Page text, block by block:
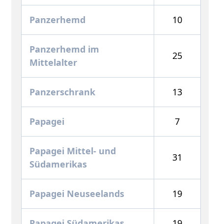
Panzerhemd 10
Panzerhemd im
Mittelalter
25
Panzerschrank 13
Papagei 7
Papagei Mittel- und
Südamerikas
31
Papagei Neuseelands 19